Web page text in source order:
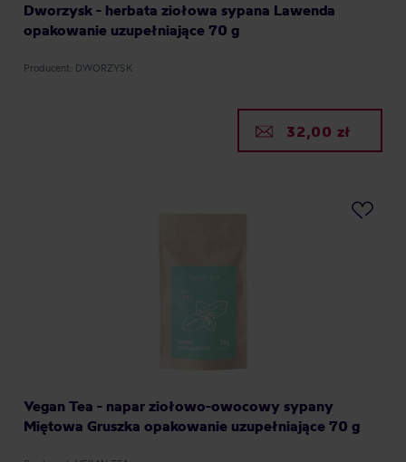
Dworzysk - herbata ziołowa sypana Lawenda
opakowanie uzupełniające 70 g
Producent: DWORZYSK
32,00 zł
Vegan Tea - napar ziołowo-owocowy sypany
Miętowa Gruszka opakowanie uzupełniające 70 g